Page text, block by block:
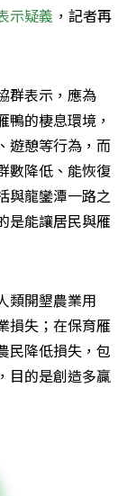
示疑義 ，記者再
群表示，應為
鴨的棲息環境，
遊憩等行為，而
數降低、能恢復
與龍鑾潭一路之
是能讓居民與雁
類開墾農業用
損失；在保育雁
民降低損失，包
目的是創造多贏